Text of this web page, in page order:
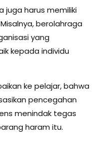
juga harus memiliki
berolahraga
yang
kepada individu
ke pelajar, bahwa
pencegahan
menindak tegas
haram itu.